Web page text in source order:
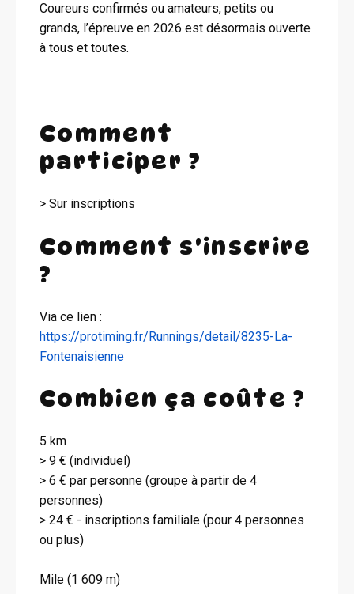
Coureurs confirmés ou amateurs, petits ou
grands, l’épreuve en 2026 est désormais ouverte
à tous et toutes.
Comment
participer ?
> Sur inscriptions
Comment s'inscrire
?
Via ce lien :
https://protiming.fr/Runnings/detail/8235-La-
Fontenaisienne
Combien ça coûte ?
5 km
> 9 € (individuel)
> 6 € par personne (groupe à partir de 4
personnes)
> 24 € - inscriptions familiale (pour 4 personnes
ou plus)
Mile (1 609 m)